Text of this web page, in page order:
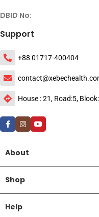
DBID No:
Support
+88 01717-400404
House : 21, Road:5,
About
Shop
Help